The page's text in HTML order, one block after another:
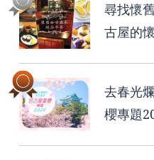
尋找懷
古屋的
去春光
櫻專題